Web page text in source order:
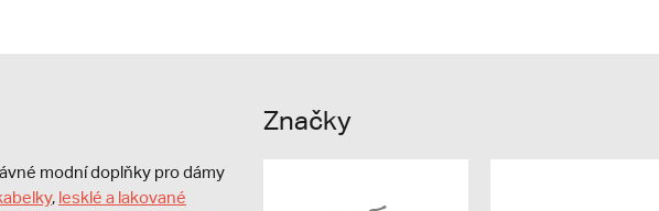
modní doplňky pro dámy
, lesklé a lakované
Značky